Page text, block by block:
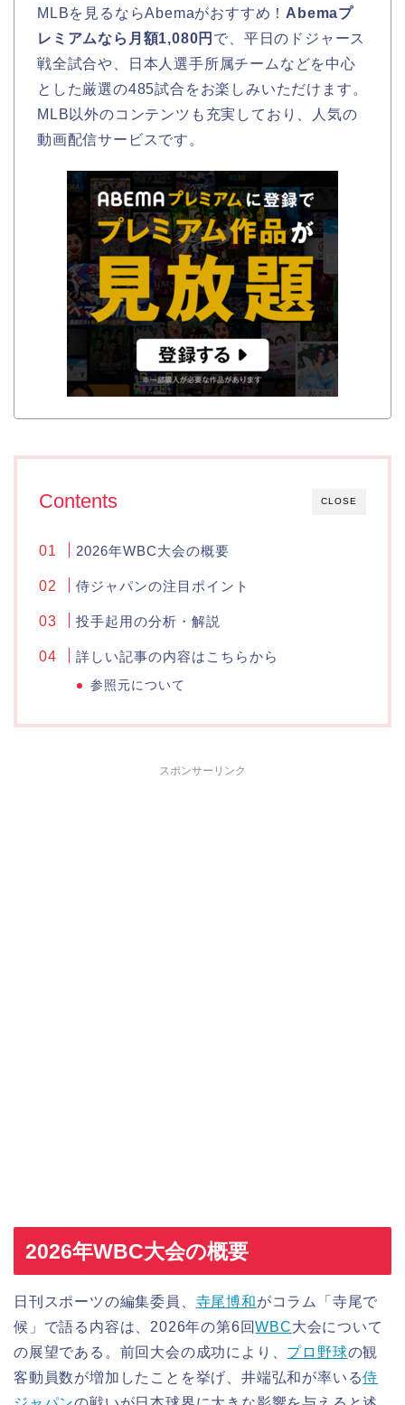
MLBを見るならAbemaがおすすめ！ Abemaプ
レミアムなら月額1,080円 で、平日のドジャース
戦全試合や、日本人選手所属チームなどを中心
とした厳選の485試合をお楽しみいただけます。
MLB以外のコンテンツも充実しており、人気の
動画配信サービスです。
CLOSE
Contents
2026年WBC大会の概要
侍ジャパンの注目ポイント
投手起用の分析・解説
詳しい記事の内容はこちらから
参照元について
スポンサーリンク
2026年WBC大会の概要
日刊スポーツの編集委員、 寺尾博和がコラム「寺尾で
候」で語る内容は、2026年の第6回WBC大会について
の展望である。前回大会の成功により、 プロ野球の観
客動員数が増加したことを挙げ、井端弘和が率いる侍